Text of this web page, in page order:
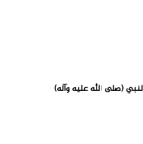
(صلى الله عليه وآله)